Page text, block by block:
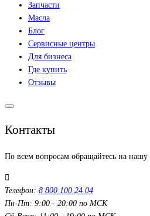
Запчасти
Масла
Блог
Сервисные центры
Для бизнеса
Где купить
Отзывы
Контакты
По всем вопросам обращайтесь на
Телефон: 8 800 100 24 04
Пн-Пт: 9:00 - 20:00 по МСК